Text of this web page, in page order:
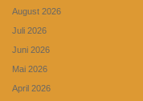
August 2026
Juli 2026
Juni 2026
Mai 2026
April 2026